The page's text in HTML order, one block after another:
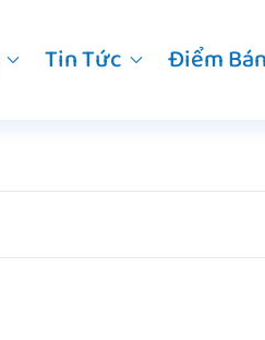
Tin Tức Điểm Bán